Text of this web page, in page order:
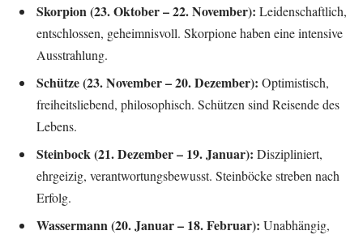
Skorpion (23. Oktober – 22. November): Leidenschaftlich,
entschlossen, geheimnisvoll. Skorpione haben eine intensive
Ausstrahlung.
Schütze (23. November – 20. Dezember): Optimistisch,
freiheitsliebend, philosophisch. Schützen sind Reisende des
Lebens.
Steinbock (21. Dezember – 19. Januar): Diszipliniert,
ehrgeizig, verantwortungsbewusst. Steinböcke streben nach
Erfolg.
Wassermann (20. Januar – 18. Februar): Unabhängig,